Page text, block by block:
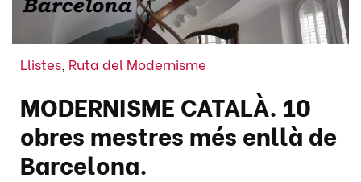
Llistes Ruta del Modernisme
MODERNISME CATALÀ. 10
obres mestres més enllà de
Barcelona.